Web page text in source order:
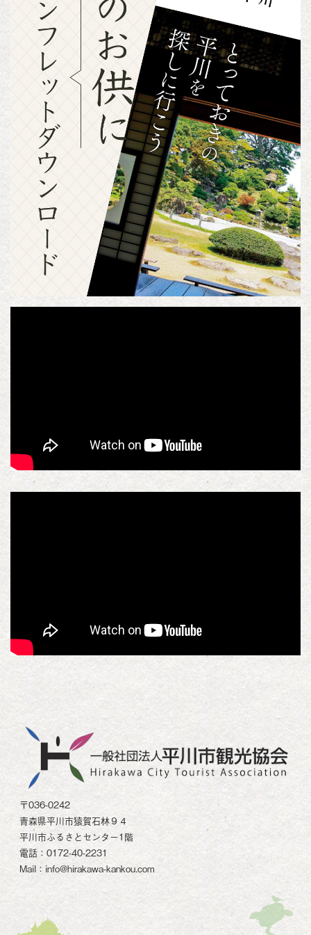
〒036-0242
青森県平川市猿賀石林９４
平川市ふるさとセンター1階
電話：0172-40-2231
Mail：info@hirakawa-kankou.com